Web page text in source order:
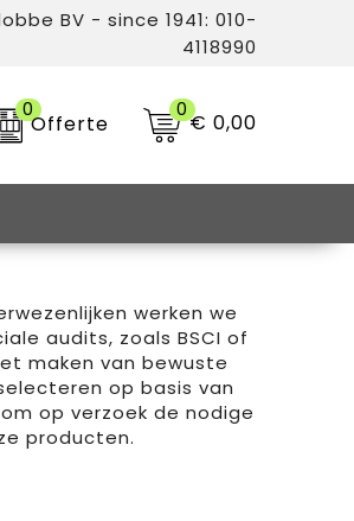
BV - since 1941: 010-
4118990
0
Offerte
0€ 0,00
werken we
audits, zoals BSCI of
maken van bewuste
op basis van
op verzoek de nodige
producten.